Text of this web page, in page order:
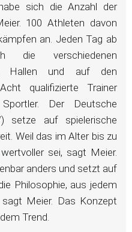
sich die Anzahl der
100 Athleten davon
an. Jeden Tag ab
verschiedenen
Hallen und auf den
qualifizierte Trainer
Der Deutsche
setze auf spielerische
Weil das im Alter bis zu
sei, sagt Meier.
anders und setzt auf
Philosophie, aus jedem
sagt Meier. Das Konzept
Trend.